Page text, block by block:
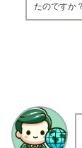
たのですか？